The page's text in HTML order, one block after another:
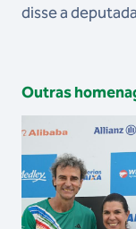
disse a
Outras